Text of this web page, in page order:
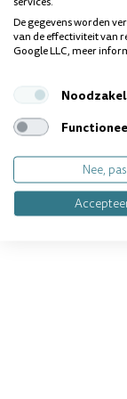
De gegevens worden
van de effectiviteit van
Google LLC, meer
Nee,